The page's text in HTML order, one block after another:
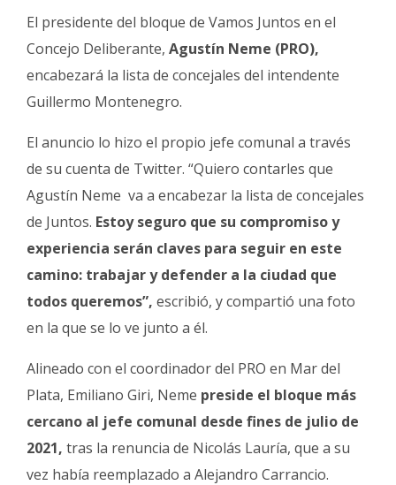
El presidente del bloque de Vamos Juntos en el
Concejo Deliberante, Agustín Neme (PRO),
encabezará la lista de concejales del intendente
Guillermo Montenegro.
El anuncio lo hizo el propio jefe comunal a través
de su cuenta de Twitter. “Quiero contarles que
Agustín Neme va a encabezar la lista de concejales
de Juntos. Estoy seguro que su compromiso y
experiencia serán claves para seguir en este
camino: trabajar y defender a la ciudad que
todos queremos”, escribió, y compartió una foto
en la que se lo ve junto a él.
Alineado con el coordinador del PRO en Mar del
Plata, Emiliano Giri, Neme preside el bloque más
cercano al jefe comunal desde fines de julio de
2021, tras la renuncia de Nicolás Lauría, que a su
vez había reemplazado a Alejandro Carrancio.